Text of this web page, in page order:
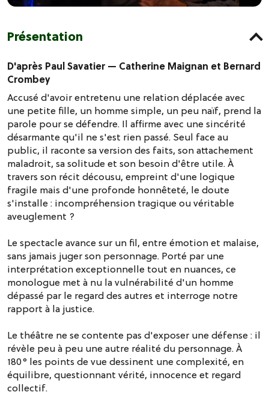
Présentation
D'après Paul Savatier — Catherine Maignan et Bernard
Crombey
Accusé d'avoir entretenu une relation déplacée avec
une petite fille, un homme simple, un peu naïf, prend la
parole pour se défendre. Il affirme avec une sincérité
désarmante qu'il ne s'est rien passé. Seul face au
public, il raconte sa version des faits, son attachement
maladroit, sa solitude et son besoin d'être utile. À
travers son récit décousu, empreint d'une logique
fragile mais d'une profonde honnêteté, le doute
s'installe : incompréhension tragique ou véritable
aveuglement ?
Le spectacle avance sur un fil, entre émotion et malaise,
sans jamais juger son personnage. Porté par une
interprétation exceptionnelle tout en nuances, ce
monologue met à nu la vulnérabilité d'un homme
dépassé par le regard des autres et interroge notre
rapport à la justice.
Le théâtre ne se contente pas d'exposer une défense : il
révèle peu à peu une autre réalité du personnage. À
180° les points de vue dessinent une complexité, en
équilibre, questionnant vérité, innocence et regard
collectif.